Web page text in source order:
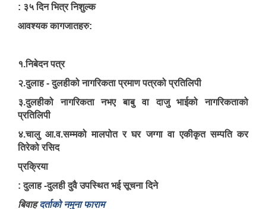
: ३५ दिन भित्र निशुल्क
आवश्यक कागजातहरु:
१.निबेदन पत्र
२.दुलाह - दुलहीको नागरिकता प्रमाण पत्रको प्रतिलिपी
३.दुलहीको नागरिकता नभए बाबु वा दाजु भाईको नागरिकताको
प्रतिलिपी
४.चालु आ.व.सम्मको मालपोत र घर जग्गा वा एकीकृत सम्पति कर
तिरेको रसिद
प्रक्रिया
: दुलाह -दुलही दुवै उपस्थित भई सूचना दिने
बिवाहदर्ताको नमुना फाराम